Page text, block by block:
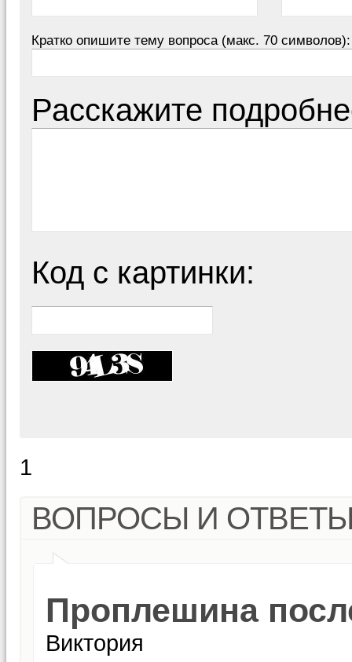
Кратко опишите тему вопроса (макс. 70 символов):
Расскажите
Код с картинки:
1
ВОПРОСЫ И
Проплешина
Виктория